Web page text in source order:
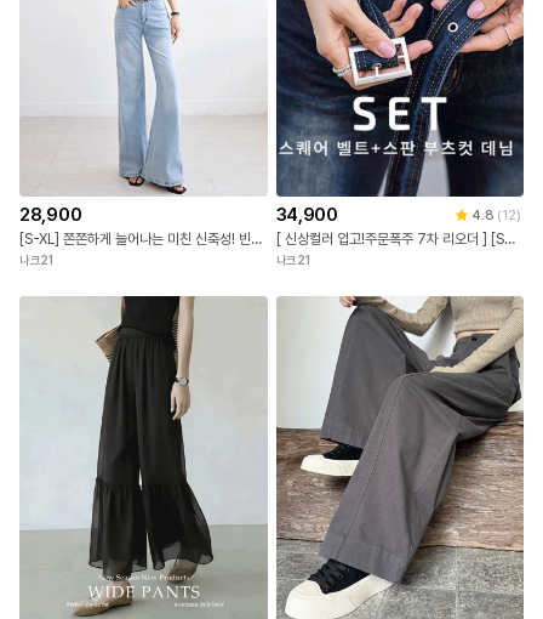
28,900
[S-XL] 쫀쫀하게 늘어나는 미친 신축성! 빈티지 리벳으로 포인트가 되어주는 힙포켓! 부담 없는 세미 부츠컷!
나크21
34,900 4.8 (12)
[ 신상컬러 입고!주문폭주 7차 리오더 ] [S~L] 아찔하게 잘빠진 부츠컷 팬츠 +스퀘어버클 벨트 셋트/꾸안꾸/대박템
나크21